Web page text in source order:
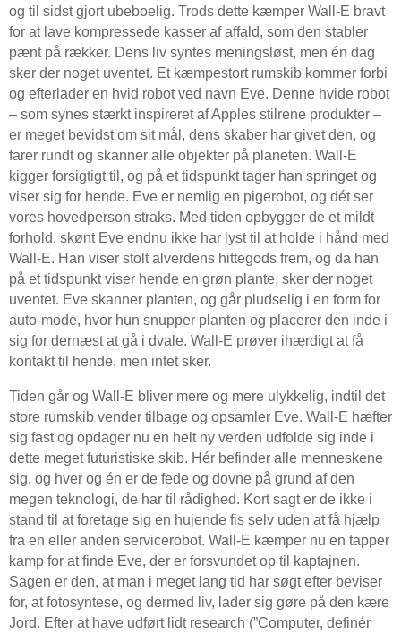
og til sidst gjort ubeboelig. Trods dette kæmper Wall-E bravt
for at lave kompressede kasser af affald, som den stabler
pænt på rækker. Dens liv syntes meningsløst, men én dag
sker der noget uventet. Et kæmpestort rumskib kommer forbi
og efterlader en hvid robot ved navn Eve. Denne hvide robot
– som synes stærkt inspireret af Apples stilrene produkter –
er meget bevidst om sit mål, dens skaber har givet den, og
farer rundt og skanner alle objekter på planeten. Wall-E
kigger forsigtigt til, og på et tidspunkt tager han springet og
viser sig for hende. Eve er nemlig en pigerobot, og dét ser
vores hovedperson straks. Med tiden opbygger de et mildt
forhold, skønt Eve endnu ikke har lyst til at holde i hånd med
Wall-E. Han viser stolt alverdens hittegods frem, og da han
på et tidspunkt viser hende en grøn plante, sker der noget
uventet. Eve skanner planten, og går pludselig i en form for
auto-mode, hvor hun snupper planten og placerer den inde i
sig for dernæst at gå i dvale. Wall-E prøver ihærdigt at få
kontakt til hende, men intet sker.
Tiden går og Wall-E bliver mere og mere ulykkelig, indtil det
store rumskib vender tilbage og opsamler Eve. Wall-E hæfter
sig fast og opdager nu en helt ny verden udfolde sig inde i
dette meget futuristiske skib. Hér befinder alle menneskene
sig, og hver og én er de fede og dovne på grund af den
megen teknologi, de har til rådighed. Kort sagt er de ikke i
stand til at foretage sig en hujende fis selv uden at få hjælp
fra en eller anden servicerobot. Wall-E kæmper nu en tapper
kamp for at finde Eve, der er forsvundet op til kaptajnen.
Sagen er den, at man i meget lang tid har søgt efter beviser
for, at fotosyntese, og dermed liv, lader sig gøre på den kære
Jord. Efter at have udført lidt research (”Computer, definér